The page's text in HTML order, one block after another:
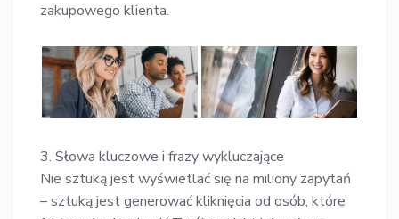
zakupowego klienta.
3. Słowa kluczowe i frazy wykluczające
Nie sztuką jest wyświetlać się na miliony zapytań
– sztuką jest generować kliknięcia od osób, które